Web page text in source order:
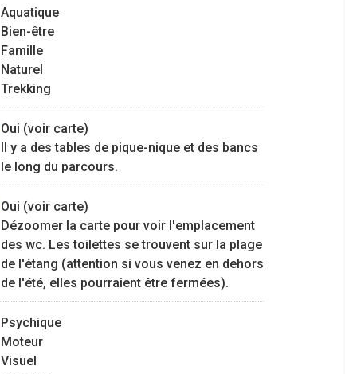
Aquatique
Bien-être
Famille
Naturel
Trekking
Oui (voir carte)
Il y a des tables de pique-nique et des bancs
le long du parcours.
Oui (voir carte)
Dézoomer la carte pour voir l'emplacement
des wc. Les toilettes se trouvent sur la plage
de l'étang (attention si vous venez en dehors
de l'été, elles pourraient être fermées).
Psychique
Moteur
Visuel